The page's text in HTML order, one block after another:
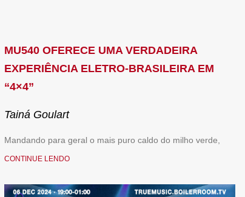
MU540 OFERECE UMA VERDADEIRA
EXPERIÊNCIA ELETRO-BRASILEIRA EM
“4×4”
Tainá Goulart
Mandando para geral o mais puro caldo do milho verde,
CONTINUE LENDO